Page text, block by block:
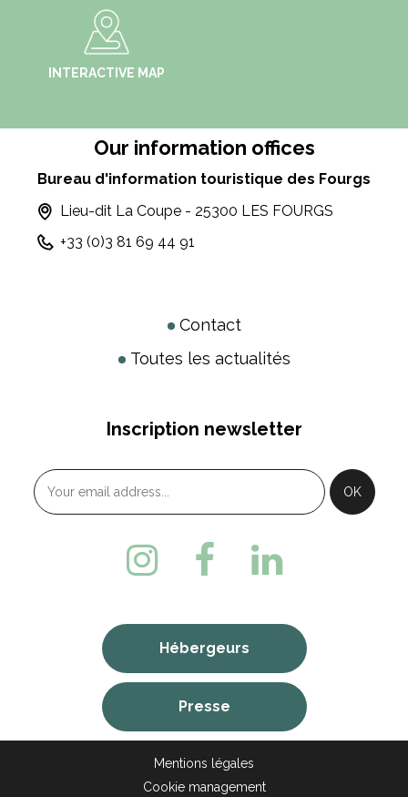
INTERACTIVE MAP
Our information offices
Bureau d'information touristique des Fourgs
Lieu-dit La Coupe - 25300 LES FOURGS
+33 (0)3 81 69 44 91
Contact
Toutes les actualités
Inscription newsletter
Hébergeurs
Presse
Mentions légales
Cookie management